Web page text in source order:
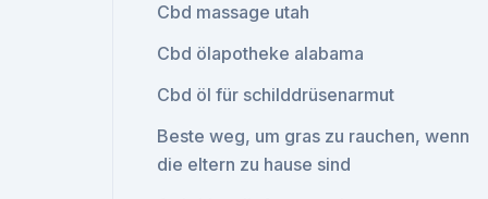
Cbd massage utah
Cbd ölapotheke alabama
Cbd öl für schilddrüsenarmut
Beste weg, um gras zu rauchen, wenn
die eltern zu hause sind